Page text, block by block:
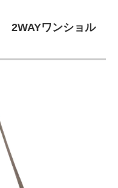
2WAYワンショル